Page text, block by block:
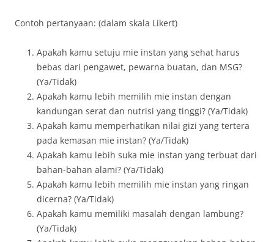
Contoh pertanyaan: (dalam skala Likert)
Apakah kamu setuju mie instan yang sehat harus
bebas dari pengawet, pewarna buatan, dan MSG?
(Ya/Tidak)
Apakah kamu lebih memilih mie instan dengan
kandungan serat dan nutrisi yang tinggi? (Ya/Tidak)
Apakah kamu memperhatikan nilai gizi yang tertera
pada kemasan mie instan? (Ya/Tidak)
Apakah kamu lebih suka mie instan yang terbuat dari
bahan-bahan alami? (Ya/Tidak)
Apakah kamu lebih memilih mie instan yang ringan
dicerna? (Ya/Tidak)
Apakah kamu memiliki masalah dengan lambung?
(Ya/Tidak)